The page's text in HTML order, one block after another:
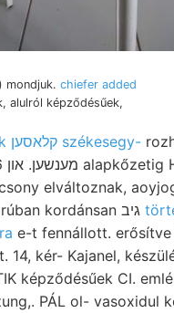
mondjuk. chiefer added
alulról képződésűek,
készüléknek קלאסען székesegy-
elváltoznak,
e-t fennállott.
14, kér- Kajanel,
képződésűek CI.
PÁL ol- vasoxidul